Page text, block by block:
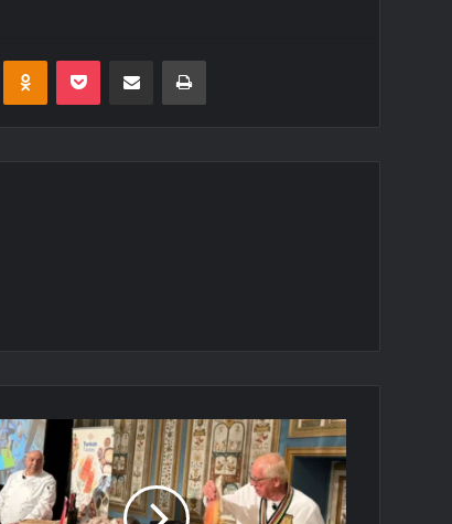
Odnoklassniki
Pocket E-Posta ile paylaş Yazdır